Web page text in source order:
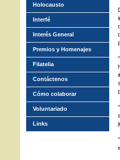
Holocausto
Interfé
Interés General
Premios y Homenajes
Filatelia
Contáctenos
Cómo colaborar
Voluntariado
Links